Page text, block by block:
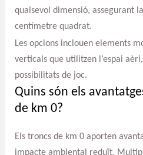
qualsevol dimensió, assegurant
centímetre quadrat.
Les opcions inclouen elements
verticals que utilitzen l’espai
possibilitats de joc.
Quins són els
de km 0?
Els troncs de km 0 aporten
impacte ambiental reduït.